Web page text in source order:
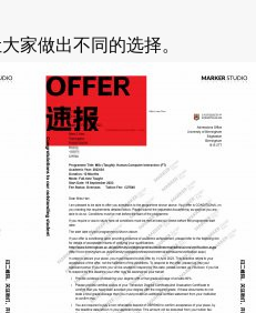
家做出不同的选择。